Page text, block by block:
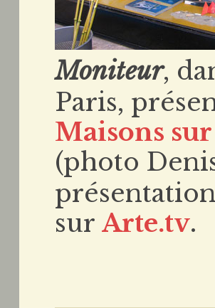
Moniteur,
Paris,
Maisons
(photo
surArte.tv.